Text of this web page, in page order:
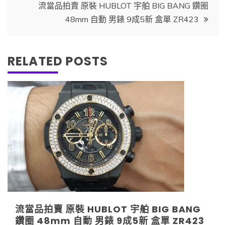
流當品拍賣 原裝 HUBLOT 宇舶 BIG BANG 鑽圈
48mm 自動 男錶 9成5新 盒單 ZR423
RELATED POSTS
流當品拍賣 原裝 HUBLOT 宇舶 BIG BANG
鑽圈 48mm 自動 男錶 9成5新 盒單 ZR423